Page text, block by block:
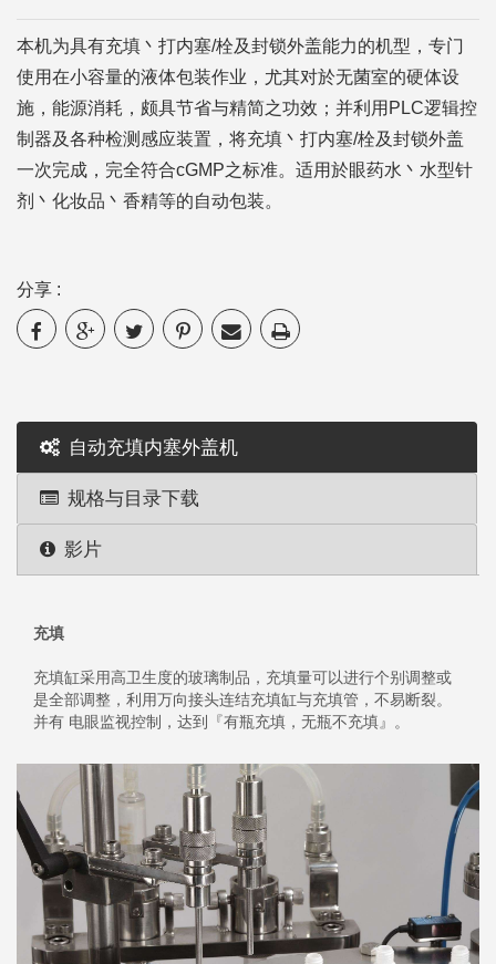
本机为具有充填丶打内塞/栓及封锁外盖能力的机型，专门
使用在小容量的液体包装作业，尤其对於无菌室的硬体设
施，能源消耗，颇具节省与精简之功效；并利用PLC逻辑控
制器及各种检测感应装置，将充填丶打内塞/栓及封锁外盖
一次完成，完全符合cGMP之标准。适用於眼药水丶水型针
剂丶化妆品丶香精等的自动包装。
分享 :
自动充填内塞外盖机
规格与目录下载
影片
充填
充填缸采用高卫生度的玻璃制品，充填量可以进行个别调整或
是全部调整，利用万向接头连结充填缸与充填管，不易断裂。
并有 电眼监视控制，达到『有瓶充填，无瓶不充填』。